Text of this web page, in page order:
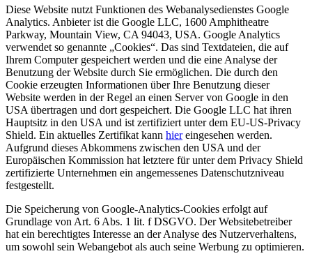
Diese Website nutzt Funktionen des Webanalysedienstes Google
Analytics. Anbieter ist die Google LLC, 1600 Amphitheatre
Parkway, Mountain View, CA 94043, USA. Google Analytics
verwendet so genannte „Cookies“. Das sind Textdateien, die auf
Ihrem Computer gespeichert werden und die eine Analyse der
Benutzung der Website durch Sie ermöglichen. Die durch den
Cookie erzeugten Informationen über Ihre Benutzung dieser
Website werden in der Regel an einen Server von Google in den
USA übertragen und dort gespeichert. Die Google LLC hat ihren
Hauptsitz in den USA und ist zertifiziert unter dem EU-US-Privacy
Shield. Ein aktuelles Zertifikat kann hiereingesehen werden.
Aufgrund dieses Abkommens zwischen den USA und der
Europäischen Kommission hat letztere für unter dem Privacy Shield
zertifizierte Unternehmen ein angemessenes Datenschutzniveau
festgestellt.
Die Speicherung von Google-Analytics-Cookies erfolgt auf
Grundlage von Art. 6 Abs. 1 lit. f DSGVO. Der Websitebetreiber
hat ein berechtigtes Interesse an der Analyse des Nutzerverhaltens,
um sowohl sein Webangebot als auch seine Werbung zu optimieren.